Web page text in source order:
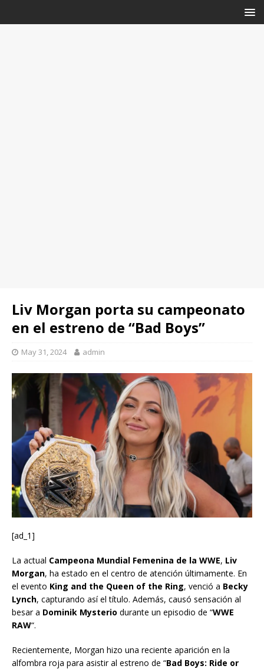
Liv Morgan porta su campeonato
en el estreno de “Bad Boys”
May 31, 2024 admin
[ad_1]
La actual Campeona Mundial Femenina de la WWE, Liv
Morgan, ha estado en el centro de atención últimamente. En
el evento King and the Queen of the Ring, venció a Becky
Lynch, capturando así el título. Además, causó sensación al
besar a Dominik Mysterio durante un episodio de “WWE
RAW“.
Recientemente, Morgan hizo una reciente aparición en la
alfombra roja para asistir al estreno de “Bad Boys: Ride or